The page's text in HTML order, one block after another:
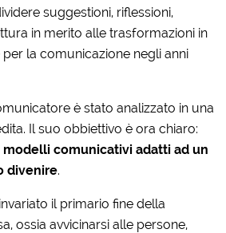
suggestioni, riflessioni,
in merito alle trasformazioni in
la comunicazione negli anni
è stato analizzato in una
Il suo obbiettivo è ora chiaro:
comunicativi adatti ad un
divenire.
il primario fine della
ossia avvicinarsi alle persone,